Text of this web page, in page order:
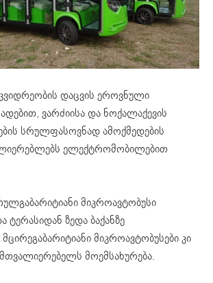
დაცვის ეროვნული
ვარძიისა და ნოქალაქევის
სრულფასოვნად ამოქმედების
ელექტრომობილებით
მიკროავტობუსი
ტერასიდან ზედა ბაქანზე
მიკროავტობუსები კი
მოემსახურება.